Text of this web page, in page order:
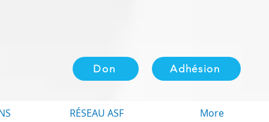
Don
RÉSEAU ASF More
Adhésion